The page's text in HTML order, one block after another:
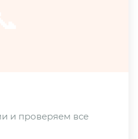
и проверяем все